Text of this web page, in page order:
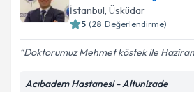
İstanbul, Üsküdar
5 (28 Değerlendirme)
Doktorumuz Mehmet köstek ile
Acıbadem Hastanesi - Altunizade